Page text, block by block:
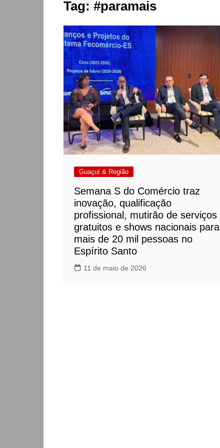
Tag: #paramais
Guaçuí & Região
Semana S do Comércio traz
inovação, qualificação
profissional, mutirão de serviços
gratuitos e shows nacionais para
mais de 20 mil pessoas no
Espírito Santo
11 de maio de 2026